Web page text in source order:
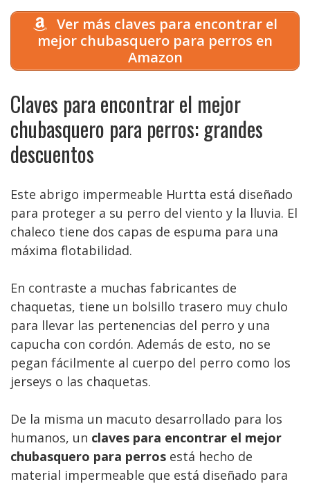
Ver más claves para encontrar el
mejor chubasquero para perros en
Amazon
Claves para encontrar el mejor
chubasquero para perros: grandes
descuentos
Este abrigo impermeable Hurtta está diseñado
para proteger a su perro del viento y la lluvia. El
chaleco tiene dos capas de espuma para una
máxima flotabilidad.
En contraste a muchas fabricantes de
chaquetas, tiene un bolsillo trasero muy chulo
para llevar las pertenencias del perro y una
capucha con cordón. Además de esto, no se
pegan fácilmente al cuerpo del perro como los
jerseys o las chaquetas.
De la misma un macuto desarrollado para los
humanos, un claves para encontrar el mejor
chubasquero para perros está hecho de
material impermeable que está diseñado para